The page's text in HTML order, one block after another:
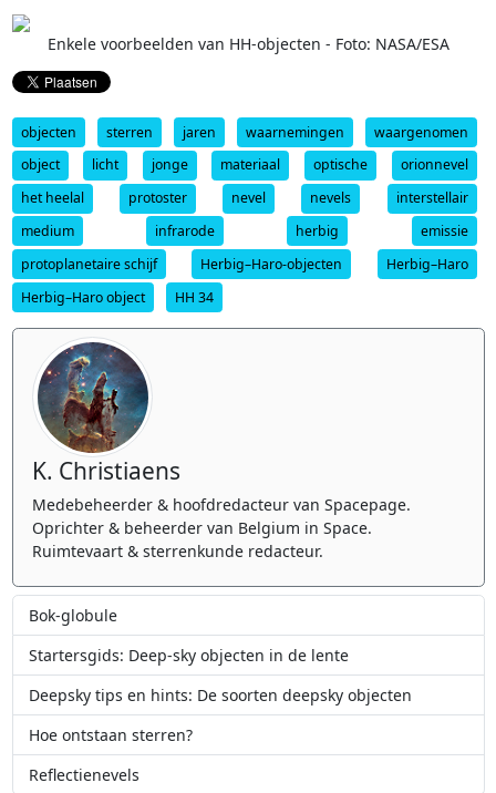
Enkele voorbeelden van HH-objecten - Foto: NASA/ESA
objecten sterren jaren waarnemingen
waargenomen
object
licht jonge materiaal optische
orionnevel
het heelal
protoster nevel nevels
interstellair
medium
infrarode herbig
emissie
protoplanetaire schijf
Herbig–Haro-objecten
Herbig–Haro
Herbig–Haro object
HH 34
K. Christiaens
Medebeheerder & hoofdredacteur van Spacepage.
Oprichter & beheerder van Belgium in Space.
Ruimtevaart & sterrenkunde redacteur.
Bok-globule
Startersgids: Deep-sky objecten in de lente
Deepsky tips en hints: De soorten deepsky objecten
Hoe ontstaan sterren?
Reflectienevels